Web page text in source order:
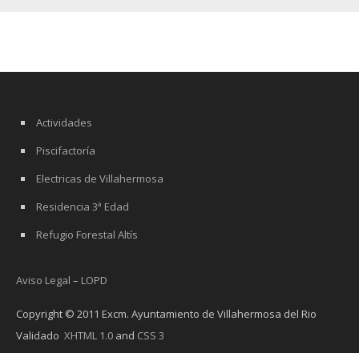
Actividades
Piscifactoría
Electricas de Villahermosa
Residencia 3ª Edad
Refugio Forestal Altís
Aviso Legal – LOPD
Copyright © 2011 Excm. Ayuntamiento de Villahermosa del Rio
Validado XHTML 1.0 and CSS 3